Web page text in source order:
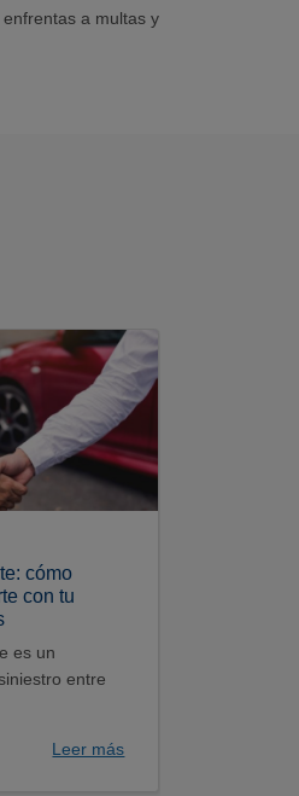
a multas y
cómo
con tu
es un
entre
Leer más